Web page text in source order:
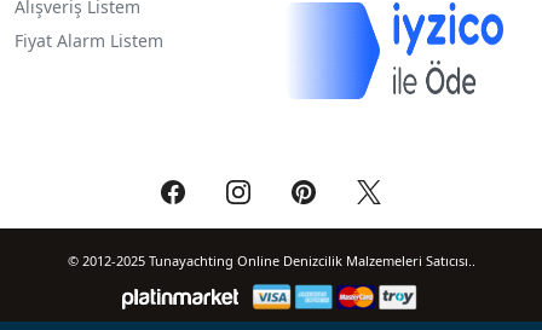
Alışveriş Listem
Fiyat Alarm Listem
© 2012-2025 Tunayachting Online Denizcilik Malzemeleri Satıcısı..